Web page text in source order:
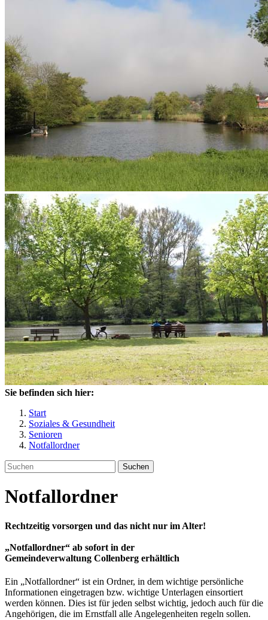
Sie befinden sich hier:
Start
Soziales & Gesundheit
Senioren
Notfallordner
Suchen
Notfallordner
Rechtzeitig vorsorgen und das nicht nur im Alter!
„Notfallordner“ ab sofort in der
Gemeindeverwaltung Collenberg erhältlich
Ein „Notfallordner“ ist ein Ordner, in dem wichtige persönliche
Informationen eingetragen bzw. wichtige Unterlagen einsortiert
werden können. Dies ist für jeden selbst wichtig, jedoch auch für die
Angehörigen, die im Ernstfall alle Angelegenheiten regeln sollen.